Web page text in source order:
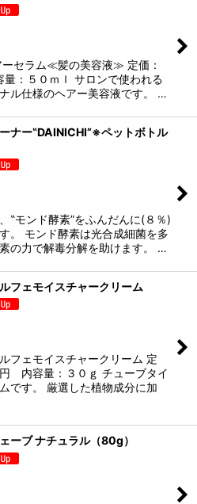
ーセラム≪髪の美容液≫ 定価：
：５０ｍｌ サロンで使われる
ル仕様のヘアー美容液です。 …
ナー‟DAINICHI”※ペットボトル
‟モンド酵素”をふんだんに(８％)
。 モンド酵素は光合成細菌を多
の力で解毒分解を助けます。 …
フェモイスチャークリーム
フェモイスチャークリーム 定
内容量：３０ｇ チューブタイ
です。 厳選した植物成分に加
ーブ ナチュラル（80g）